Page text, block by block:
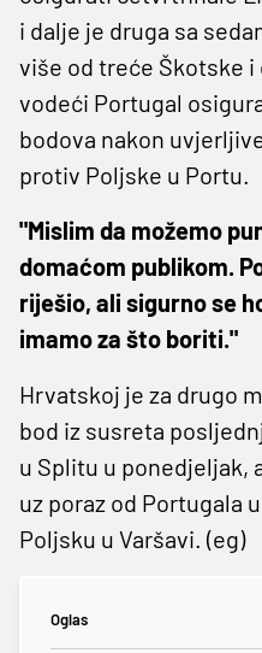
i dalje je druga sa
više od treće Škotske
vodeći Portugal
bodova nakon
protiv Poljske u Portu.
"Mislim da možemo
domaćom publikom.
riješio, ali sigurno se
imamo za što boriti."
Hrvatskoj je za drugo
bod iz susreta
u Splitu u ponedjeljak,
uz poraz od Portugala
Poljsku u Varšavi. (eg)
Oglas